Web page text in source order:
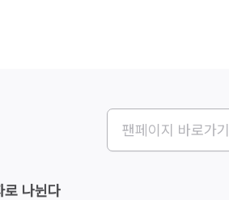
팬페이지 바로가기
로 나뉜다